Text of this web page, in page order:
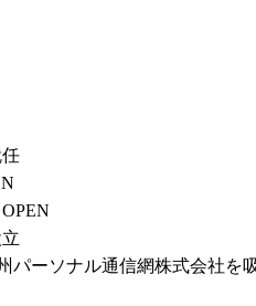
ーソナル通信網株式会社